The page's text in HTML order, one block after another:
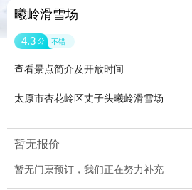
曦岭滑雪场
4.3 分 不错
查看景点简介及开放时间
太原市杏花岭区丈子头曦岭滑雪场
暂无报价
暂无门票预订，我们正在努力补充